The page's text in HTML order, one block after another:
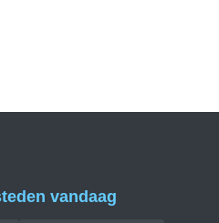
vandaag